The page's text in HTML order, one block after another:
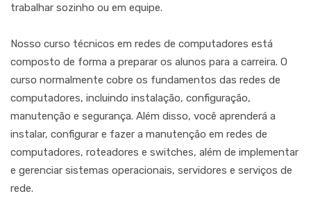
trabalhar sozinho ou em equipe.
Nosso curso técnicos em redes de computadores está
composto de forma a preparar os alunos para a carreira. O
curso normalmente cobre os fundamentos das redes de
computadores, incluindo instalação, configuração,
manutenção e segurança. Além disso, você aprenderá a
instalar, configurar e fazer a manutenção em redes de
computadores, roteadores e switches, além de implementar
e gerenciar sistemas operacionais, servidores e serviços de
rede.